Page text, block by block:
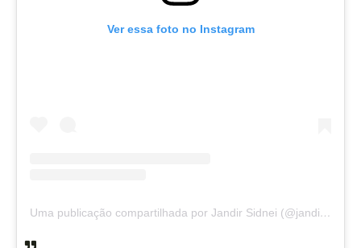
Ver essa foto no Instagram
Uma publicação compartilhada por Jandir Sidnei (@jandirsidnei)